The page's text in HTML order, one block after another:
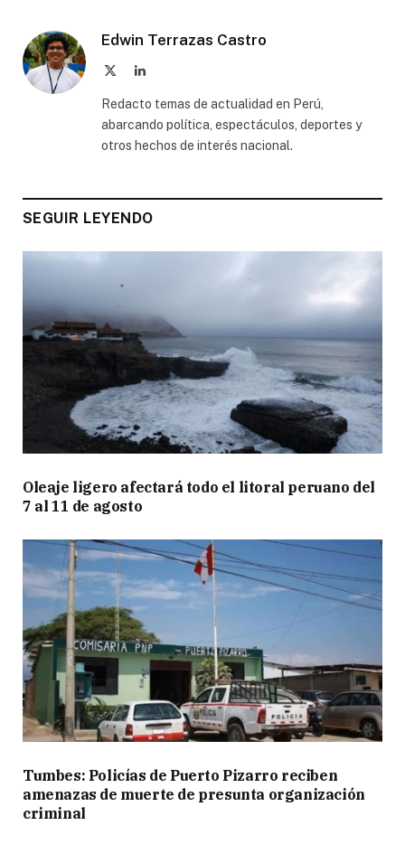
Edwin Terrazas Castro
LinkedIn
Redacto temas de actualidad en Perú,
abarcando política, espectáculos, deportes y
otros hechos de interés nacional.
SEGUIR LEYENDO
Oleaje ligero afectará todo el litoral peruano del
7 al 11 de agosto
Tumbes: Policías de Puerto Pizarro reciben
amenazas de muerte de presunta organización
criminal